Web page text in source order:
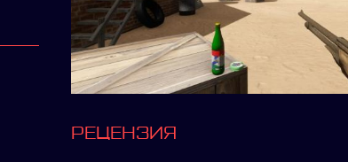
РЕЦЕНЗИЯ